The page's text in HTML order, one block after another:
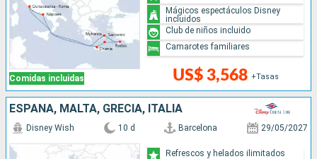
Comidas incluidas US$ 3,568 +Tasas
Mágicos espectáculos Disney
incluidos
Club de niños incluido
Camarotes familiares
ESPAÑA, MALTA, GRECIA, ITALIA
Disney Wish 10 d Barcelona 29/05/2027
Refrescos y helados ilimitados